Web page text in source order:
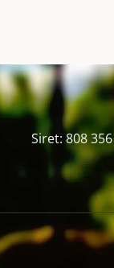
Siret: 808